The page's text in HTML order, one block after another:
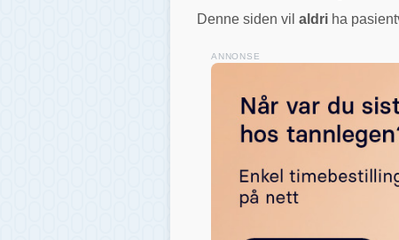
Denne siden vil aldri ha
ANNONSE